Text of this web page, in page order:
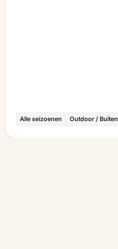
Alle seizoenen Outdoor / Buiten